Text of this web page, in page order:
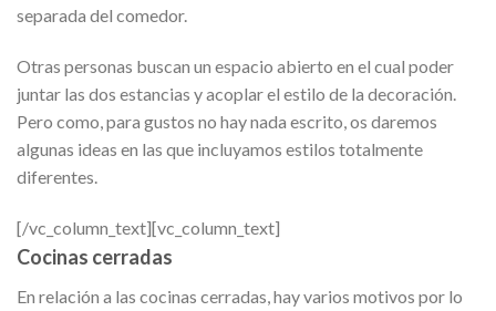
separada del comedor.
Otras personas buscan un espacio abierto en el cual poder
juntar las dos estancias y acoplar el estilo de la decoración.
Pero como, para gustos no hay nada escrito, os daremos
algunas ideas en las que incluyamos estilos totalmente
diferentes.
[/vc_column_text][vc_column_text]
Cocinas cerradas
En relación a las cocinas cerradas, hay varios motivos por lo